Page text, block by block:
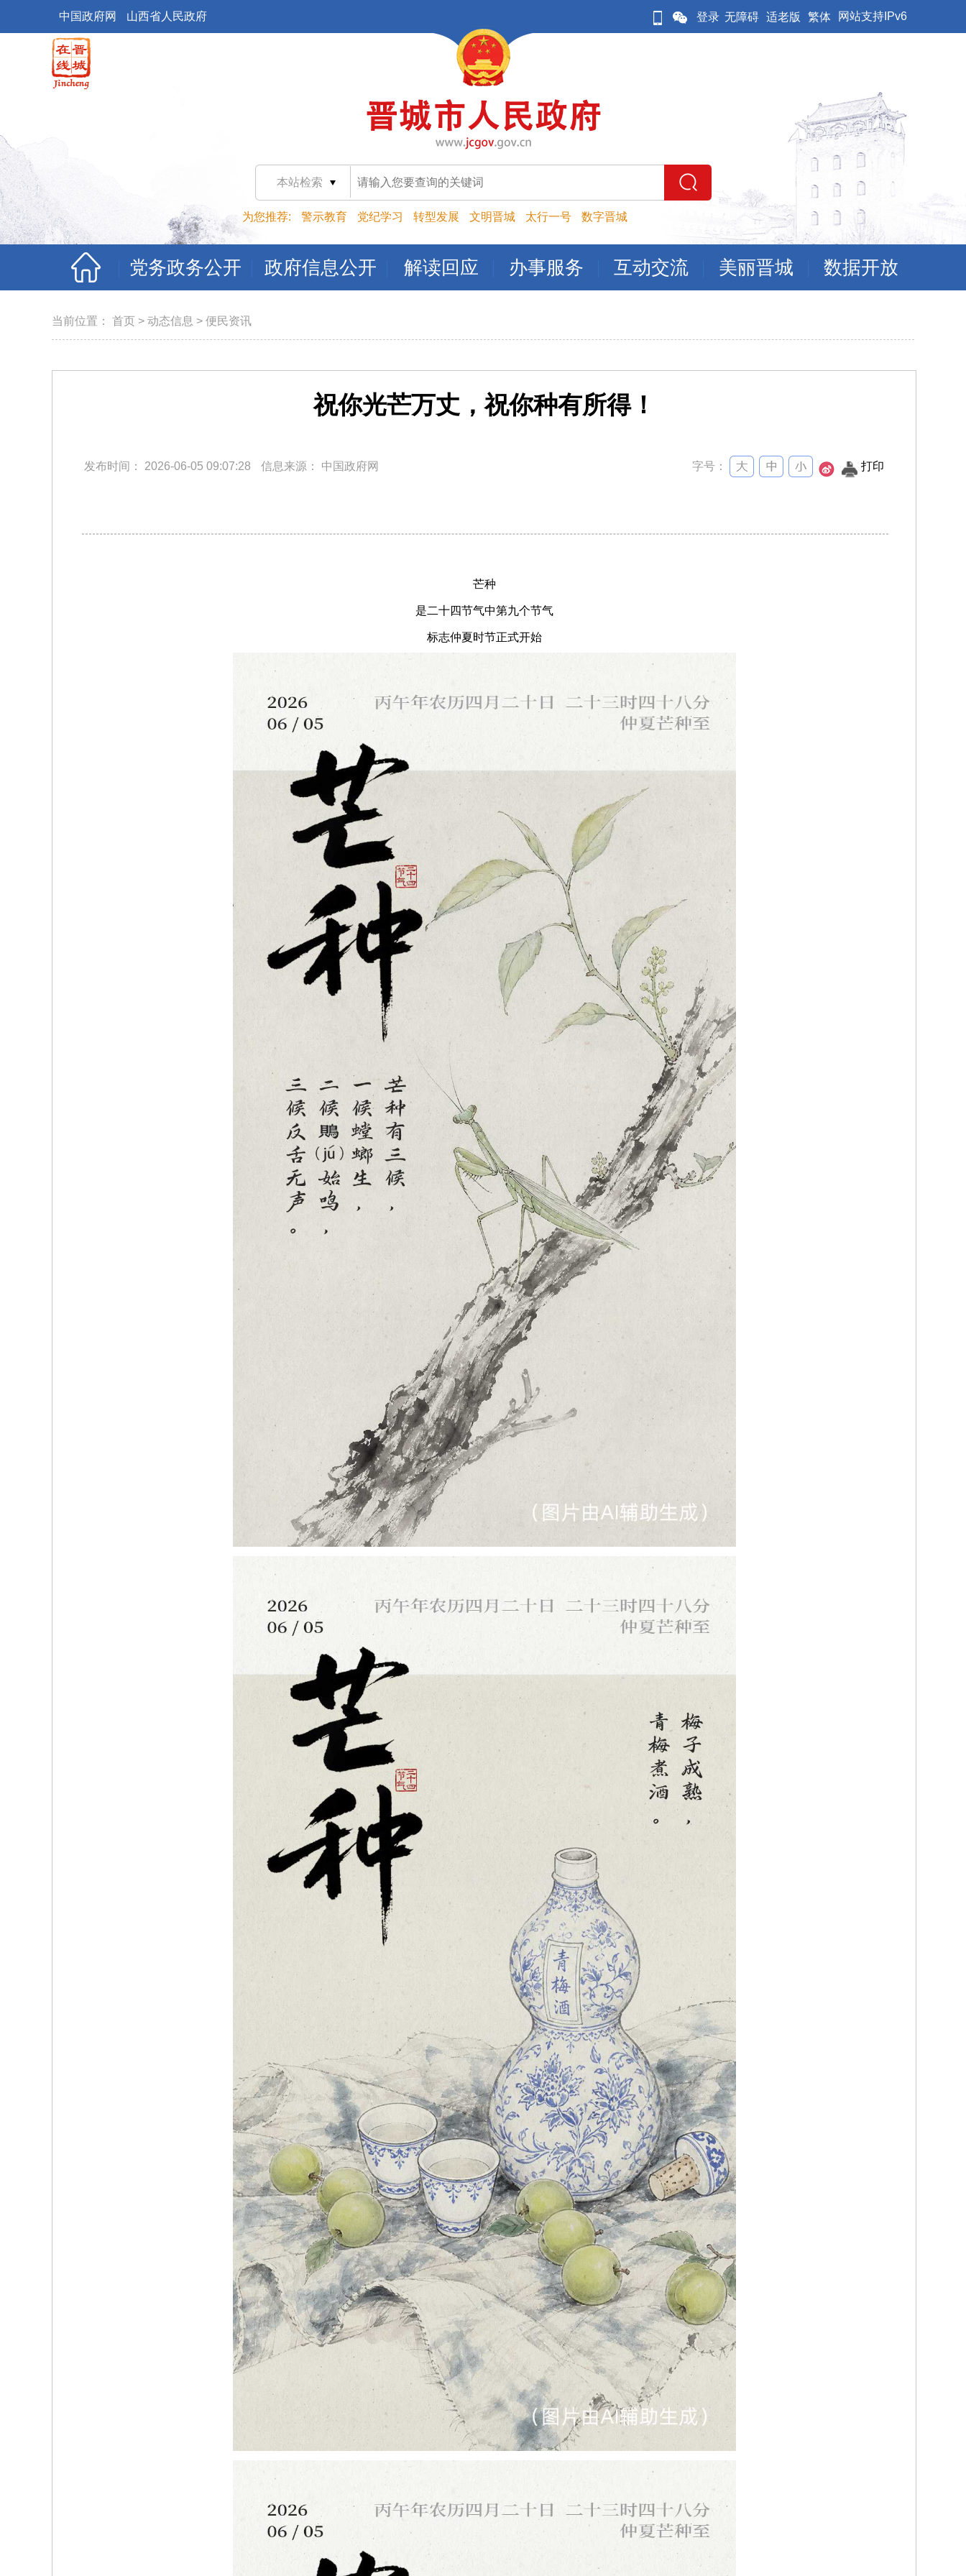
中国政府网 山西省人民政府 登录 无障碍 适老版 繁体 网站支持IPv6
本站检索
为您推荐: 警示教育 党纪学习 转型发展 文明晋城 太行一号 数字晋城
党务政务公开 政府信息公开 解读回应 办事服务 互动交流 美丽晋城 数据开放
当前位置： 首页 > 动态信息 > 便民资讯
祝你光芒万丈，祝你种有所得！
发布时间： 2026-06-05 09:07:28 信息来源： 中国政府网 字号： 打印
芒种
是二十四节气中第九个节气
标志仲夏时节正式开始